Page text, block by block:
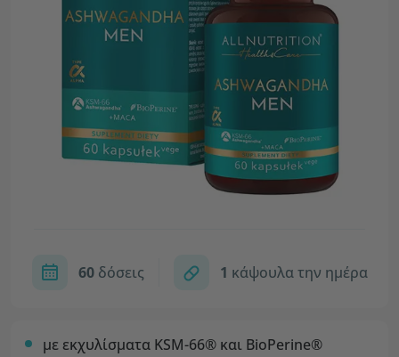
60δόσεις 1 κάψουλα την ημέρα
με εκχυλίσματα KSM-66® και BioPerine®